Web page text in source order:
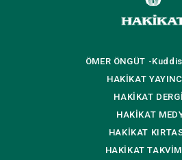
ÖMER ÖNGÜT -
HAKİKAT
HAKİKAT
HAKİKAT
HAKİKAT
HAKİKAT